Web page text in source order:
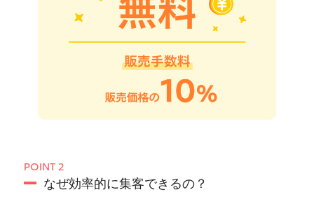
POINT 2
なぜ効率的に集客できるの？